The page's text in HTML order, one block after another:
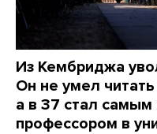
Из Кембриджа
Он не умел читать
а в 37 стал
профессором в